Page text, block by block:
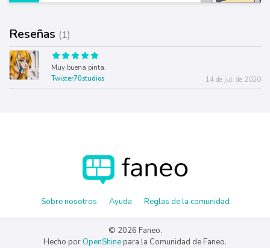
Reseñas (1)
Muy buena pinta.
Twister70studios
14 de jul. de 2020
Sobre nosotros Ayuda Reglas de la comunidad
© 2026 Faneo.
Hecho por OpenShine para la Comunidad de Faneo.